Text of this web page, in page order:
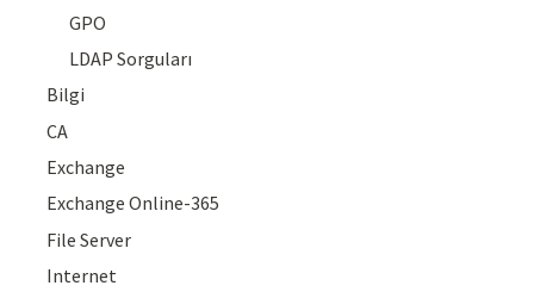
GPO
LDAP Sorguları
Bilgi
CA
Exchange
Exchange Online-365
File Server
Internet